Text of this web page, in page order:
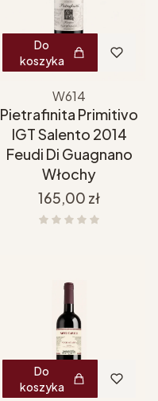
Do
koszyka
W614
Pietrafinita Primitivo
IGT Salento 2014
Feudi Di Guagnano
Włochy
Cena
165,00 zł
Do
koszyka